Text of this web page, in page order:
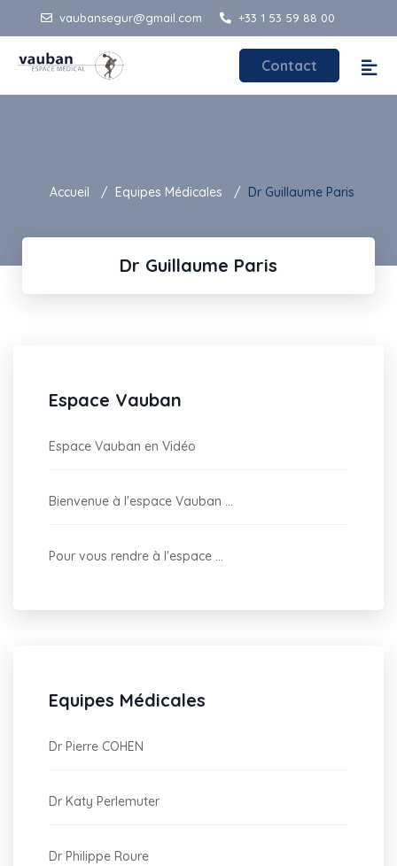
vaubansegur@gmail.com +33 1 53 59 88 00
Contact
Accueil Equipes Médicales Dr Guillaume Paris
Dr Guillaume Paris
Espace Vauban
Espace Vauban en Vidéo
Bienvenue à l'espace Vauban ...
Pour vous rendre à l'espace ...
Equipes Médicales
Dr Pierre COHEN
Dr Katy Perlemuter
Dr Philippe Roure